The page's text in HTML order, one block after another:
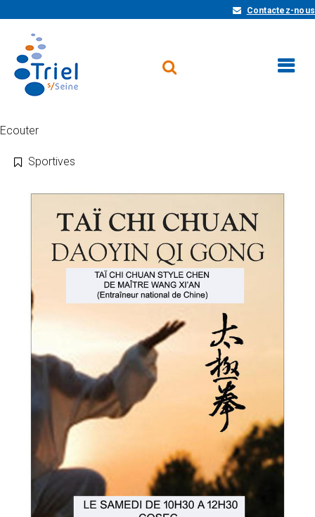
Contactez-nous
Ecouter
Sportives